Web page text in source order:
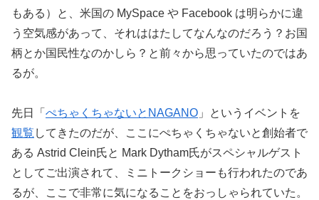
もある）と、米国の MySpace や Facebook は明らかに違
う空気感があって、それははたしてなんなのだろう？お国
柄とか国民性なのかしら？と前々から思っていたのではあ
るが。
先日「 ぺちゃくちゃないとNAGANO 」というイベントを
観覧 してきたのだが、ここにぺちゃくちゃないと創始者で
ある Astrid Clein氏と Mark Dytham氏がスペシャルゲスト
としてご出演されて、ミニトークショーも行われたのであ
るが、ここで非常に気になることをおっしゃられていた。